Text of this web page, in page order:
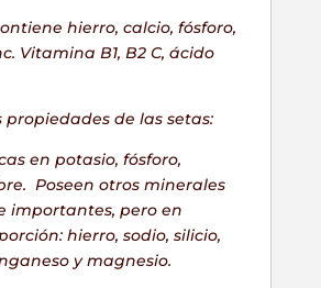
hierro, calcio, fósforo,
Vitamina B1, B2 C, ácido
propiedades de las setas:
en potasio, fósforo,
Poseen otros minerales
importantes, pero en
hierro, sodio, silicio,
y magnesio.